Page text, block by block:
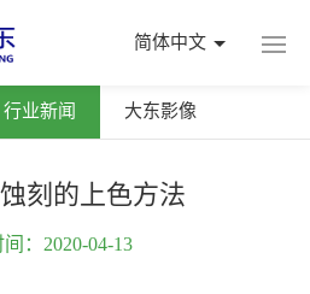
简体中文
行业新闻 大东影像
刻的上色方法
：2020-04-13